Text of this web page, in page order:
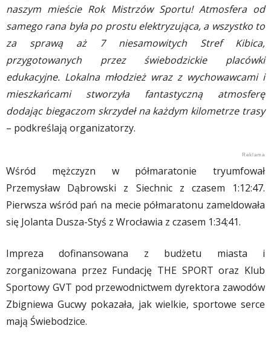
naszym mieście Rok Mistrzów Sportu! Atmosfera od
samego rana była po prostu elektryzująca, a wszystko to
za sprawą aż 7 niesamowitych Stref Kibica,
przygotowanych przez świebodzickie placówki
edukacyjne. Lokalna młodzież wraz z wychowawcami i
mieszkańcami stworzyła fantastyczną atmosferę
dodając biegaczom skrzydeł na każdym kilometrze trasy
– podkreślają organizatorzy.
Wśród mężczyzn w półmaratonie tryumfował
Przemysław Dąbrowski z Siechnic z czasem 1:12:47.
Pierwsza wśród pań na mecie półmaratonu zameldowała
się Jolanta Dusza-Styś z Wrocławia z czasem 1:34;41.
Impreza dofinansowana z budżetu miasta i
zorganizowana przez Fundację THE SPORT oraz Klub
Sportowy GVT pod przewodnictwem dyrektora zawodów
Zbigniewa Gucwy pokazała, jak wielkie, sportowe serce
mają Świebodzice.